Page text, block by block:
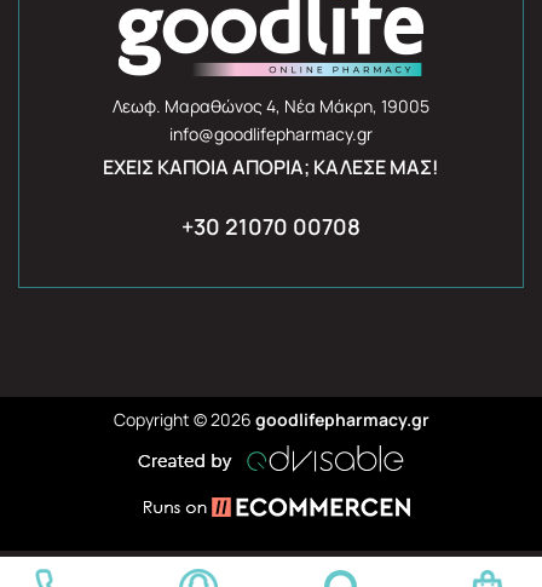
Λεωφ. Μαραθώνος 4, Νέα Μάκρη, 19005
info@goodlifepharmacy.gr
ΈΧΕΙΣ ΚΆΠΟΙΑ ΑΠΟΡΊΑ; ΚΆΛΕΣΈ ΜΑΣ!
+30 21070 00708
Copyright © 2026 goodlifepharmacy.gr